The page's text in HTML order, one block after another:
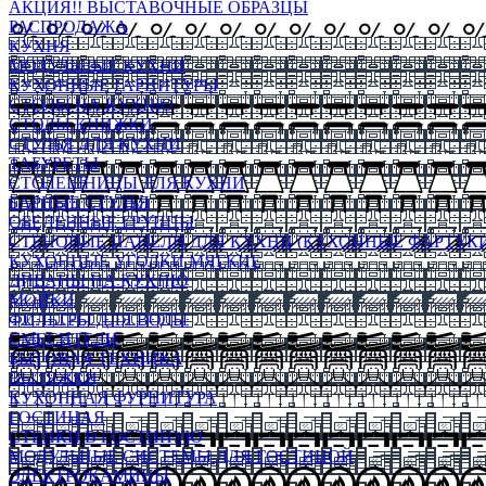
АКЦИЯ!! ВЫСТАВОЧНЫЕ ОБРАЗЦЫ
РАСПРОДАЖА
КУХНЯ
МОДУЛЬНЫЕ КУХНИ
КУХОННЫЕ ГАРНИТУРЫ
СТОЛЫ НА КУХНЮ
СТОЛЫ КНИЖКИ
СТУЛЬЯ ДЛЯ КУХНИ
ТАБУРЕТЫ
СТОЛЕШНИЦЫ ДЛЯ КУХНИ
БАРНЫЕ СТУЛЬЯ
ОБЕДЕННЫЕ ГРУППЫ
СТЕНОВЫЕ ПАНЕЛИ ДЛЯ КУХНИ (КУХОННЫЕ
КУХОННЫЕ УГОЛКИ МЯГКИЕ
ДИВАНЫ НА КУХНЮ
МОЙКИ
ФИЛЬТРЫ ДЛЯ ВОДЫ
СМЕСИТЕЛИ
БЫТОВАЯ ТЕХНИКА
ВЫТЯЖКИ
КУХОННАЯ ФУРНИТУРА
ГОСТИНАЯ
СТЕНКИ В ГОСТИНУЮ
МОДУЛЬНЫЕ СИСТЕМЫ ДЛЯ ГОСТИНОЙ
ЭЛЕКТРОКАМИНЫ